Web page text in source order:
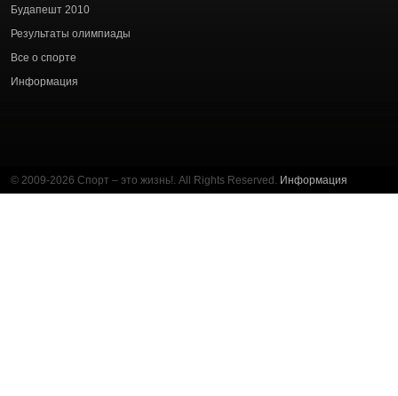
Будапешт 2010
Результаты олимпиады
Все о спорте
Информация
© 2009-2026 Спорт – это жизнь!. All Rights Reserved. Информация